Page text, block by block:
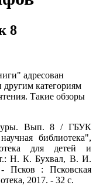
8
адресован
другим категориям
Такие обзоры
Вып. 8 / ГБУК
библиотека",
для детей и
Н. К. Бухвал, В. И.
: Псковская
2017. - 32 с.